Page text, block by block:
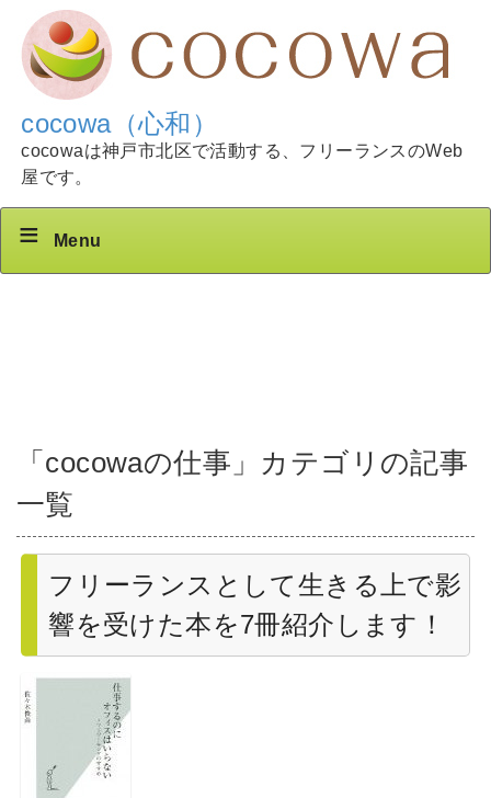
cocowa（心和）
cocowaは神戸市北区で活動する、フリーランスのWeb
屋です。
Menu
「cocowaの仕事」カテゴリの記事
一覧
フリーランスとして生きる上で影
響を受けた本を7冊紹介します！